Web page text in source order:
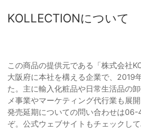
KOLLECTIONについて
この商品の提供元である「株式会社
大阪府に本社を構える企業で、2019
た。主に輸入化粧品や日常生活品の
メ事業やマーケティング代行業も展
発売延期についての問い合わせは
ぞ。公式ウェブサイトもチェックし